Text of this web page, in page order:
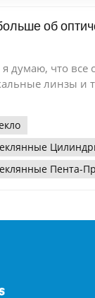
об
я думаю, что
линзы и
сделаны
могут быть
применение
становясь
особенно
условий.Итак,
стекле?
Пента-